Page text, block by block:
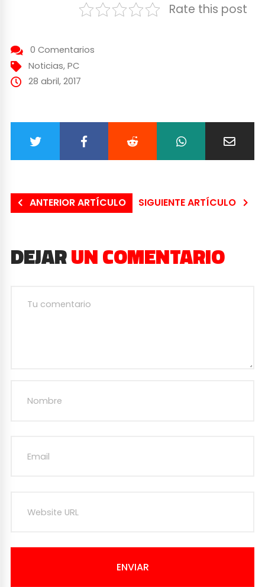
Rate this post
0 Comentarios
Noticias, PC
28 abril, 2017
ANTERIOR ARTÍCULO SIGUIENTE ARTÍCULO
DEJARUN COMENTARIO
ENVIAR